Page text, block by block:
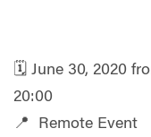
🗓️ June 30, 2020
20:00
📍 Remote Event